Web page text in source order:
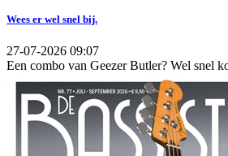
Wees er wel snel bij.
27-07-2026 09:07
Een combo van Geezer Butler? Wel snel